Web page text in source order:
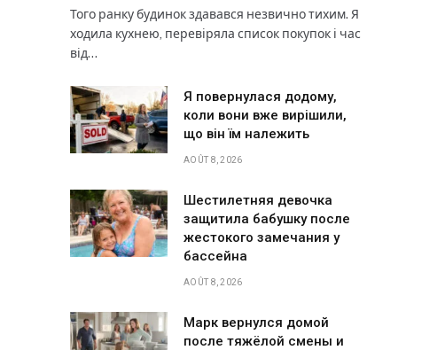
Того ранку будинок здавався незвично тихим. Я
ходила кухнею, перевіряла список покупок і час
від…
Я повернулася додому,
коли вони вже вирішили,
що він їм належить
AOÛT 8, 2026
Шестилетняя девочка
защитила бабушку после
жестокого замечания у
бассейна
AOÛT 8, 2026
Марк вернулся домой
после тяжёлой смены и